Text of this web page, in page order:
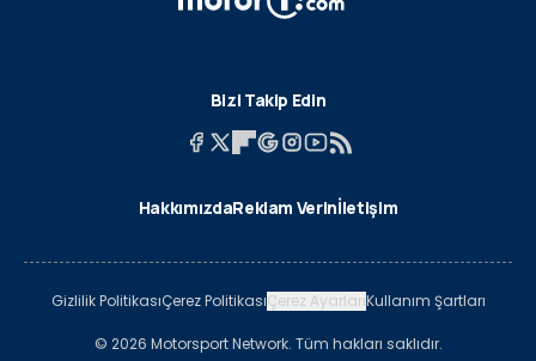
Bizi Takip Edin
HakkımızdaReklam Verinİletişim
Gizlilik PolitikasıÇerez PolitikasıÇerez AyarlarıKullanım Şartları
© 2026 Motorsport Network. Tüm hakları saklıdır.